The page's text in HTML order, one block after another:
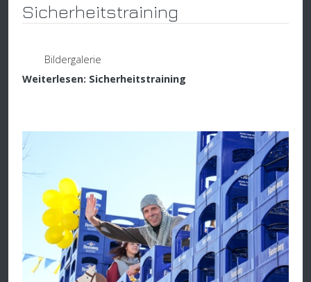
Sicherheitstraining
Bildergalerie
Weiterlesen: Sicherheitstraining